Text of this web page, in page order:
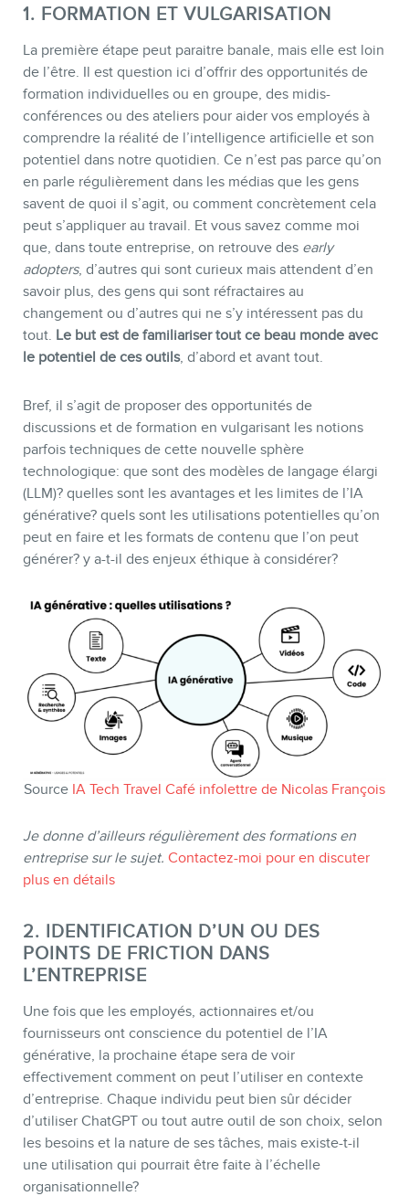
CONTACT
1. FORMATION ET VULGARISATION
La première étape peut paraitre banale, mais elle est loin
de l’être. Il est question ici d’offrir des opportunités de
formation individuelles ou en groupe, des midis-
conférences ou des ateliers pour aider vos employés à
comprendre la réalité de l’intelligence artificielle et son
potentiel dans notre quotidien. Ce n’est pas parce qu’on
en parle régulièrement dans les médias que les gens
savent de quoi il s’agit, ou comment concrètement cela
peut s’appliquer au travail. Et vous savez comme moi
que, dans toute entreprise, on retrouve des early
adopters, d’autres qui sont curieux mais attendent d’en
savoir plus, des gens qui sont réfractaires au
changement ou d’autres qui ne s’y intéressent pas du
tout. Le but est de familiariser tout ce beau monde avec
le potentiel de ces outils, d’abord et avant tout.
Bref, il s’agit de proposer des opportunités de
discussions et de formation en vulgarisant les notions
parfois techniques de cette nouvelle sphère
technologique: que sont des modèles de langage élargi
(LLM)? quelles sont les avantages et les limites de l’IA
générative? quels sont les utilisations potentielles qu’on
peut en faire et les formats de contenu que l’on peut
générer? y a-t-il des enjeux éthique à considérer?
Source IA Tech Travel Café infolettre de Nicolas François
Je donne d’ailleurs régulièrement des formations en
entreprise sur le sujet. Contactez-moi pour en discuter
plus en détails
2. IDENTIFICATION D’UN OU DES
POINTS DE FRICTION DANS
L’ENTREPRISE
Une fois que les employés, actionnaires et/ou
fournisseurs ont conscience du potentiel de l’IA
générative, la prochaine étape sera de voir
effectivement comment on peut l’utiliser en contexte
d’entreprise. Chaque individu peut bien sûr décider
d’utiliser ChatGPT ou tout autre outil de son choix, selon
les besoins et la nature de ses tâches, mais existe-t-il
une utilisation qui pourrait être faite à l’échelle
organisationnelle?